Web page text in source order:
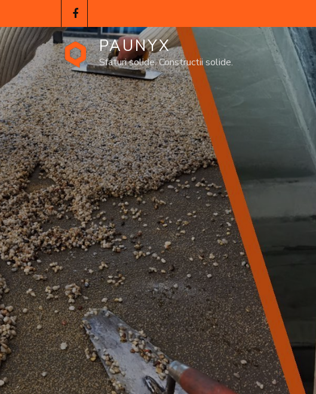
PAUNYX
Sfaturi solide. Constructii solide.